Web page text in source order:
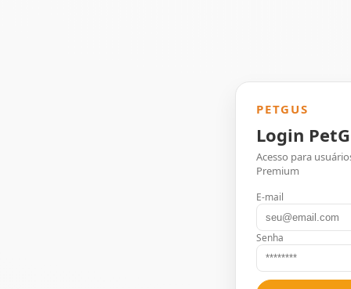
PETGUS
Login
Acesso para
Premium
E-mail
Senha